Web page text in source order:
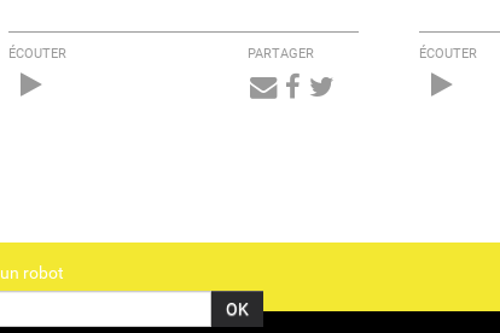
ÉCOUTER PARTAGER ÉCOUTER
robot